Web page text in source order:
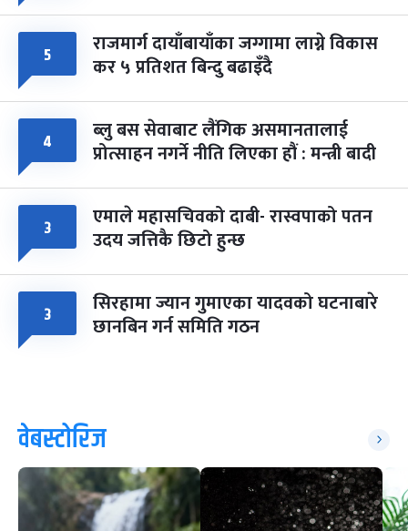
५ राजमार्ग दायाँबायाँका जग्गामा लाग्ने विकास
कर ५ प्रतिशत बिन्दु बढाइँदै
४ ब्लु बस सेवाबाट लैंगिक असमानतालाई
प्रोत्साहन नगर्ने नीति लिएका हौं : मन्त्री बादी
३ एमाले महासचिवको दाबी- रास्वपाको पतन
उदय जत्तिकै छिटो हुन्छ
३ सिरहामा ज्यान गुमाएका यादवको घटनाबारे
छानबिन गर्न समिति गठन
वेबस्टोरिज